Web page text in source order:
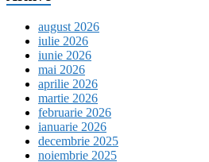
august 2026
iulie 2026
iunie 2026
mai 2026
aprilie 2026
martie 2026
februarie 2026
ianuarie 2026
decembrie 2025
noiembrie 2025